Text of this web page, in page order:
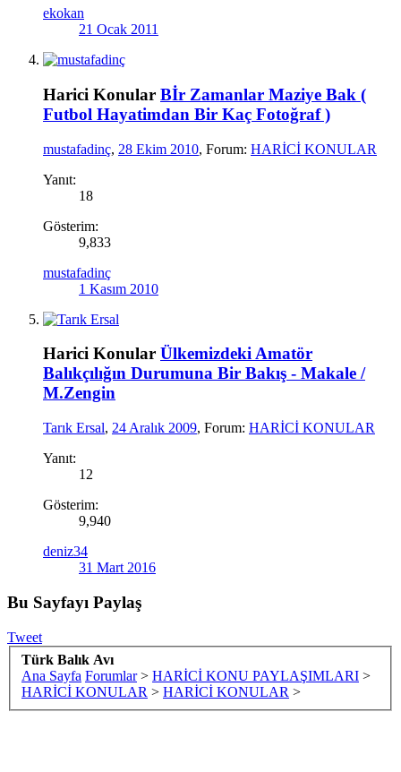
ekokan
21 Ocak 2011
Harici Konular Bİr Zamanlar Maziye Bak (
Futbol Hayatimdan Bir Kaç Fotoğraf )
mustafadinç, 28 Ekim 2010, Forum: HARİCİ KONULAR
Yanıt:
18
Gösterim:
9,833
mustafadinç
1 Kasım 2010
Harici Konular Ülkemizdeki Amatör
Balıkçılığın Durumuna Bir Bakış - Makale /
M.Zengin
Tarık Ersal, 24 Aralık 2009, Forum: HARİCİ KONULAR
Yanıt:
12
Gösterim:
9,940
deniz34
31 Mart 2016
Bu Sayfayı Paylaş
Tweet
Türk Balık Avı
Ana Sayfa Forumlar > HARİCİ KONU PAYLAŞIMLARI >
HARİCİ KONULAR > HARİCİ KONULAR >